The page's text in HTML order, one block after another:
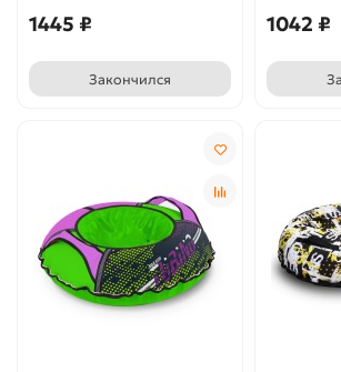
1445 ₽
Закончился
1042 ₽